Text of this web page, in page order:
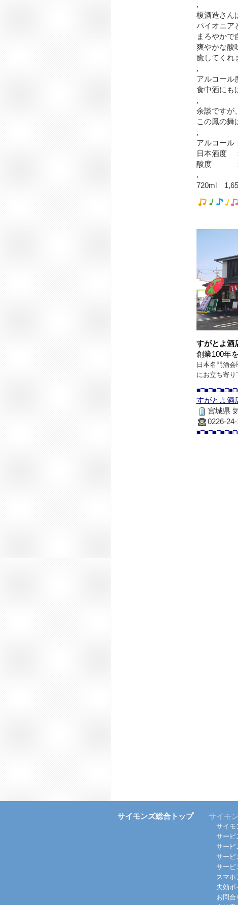
,
榎酒造さん
パイオニア
まろやかで
爽やかな酸
癒してくれ
,
アルコール
食中酒にも
,
余談ですが
この鳳の舞
,
アルコール
日本酒度
酸度 ：
,
720ml
すがとよ酒
創業100年
日本名門酒
にお立ち寄り
すがとよ酒
宮城県
0226-
サイモンズ総合トップ サイモ
サイモ
サービ
サービ
サービ
サービ
スマホ
失効ポ
お問合